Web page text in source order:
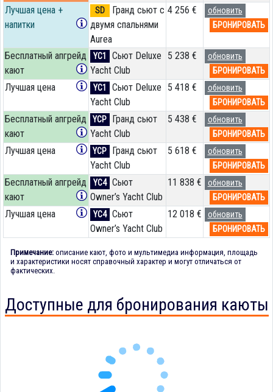
Лучшая цена +
напитки
SD
Гранд сьют с
двумя спальнями
Aurea
4 256 €
обновить
БРОНИРОВАТЬ
Бесплатный апгрейд
кают
YC1
Сьют Deluxe
Yacht Club
5 238 €
обновить
БРОНИРОВАТЬ
Лучшая цена YC1
Сьют Deluxe
Yacht Club
5 418 €
обновить
БРОНИРОВАТЬ
Бесплатный апгрейд
кают
YCP
Гранд сьют
Yacht Club
5 438 €
обновить
БРОНИРОВАТЬ
Лучшая цена YCP
Гранд сьют
Yacht Club
5 618 €
обновить
БРОНИРОВАТЬ
Бесплатный апгрейд
кают
YC4 Сьют
Owner’s Yacht Club
11 838 €
обновить
БРОНИРОВАТЬ
Лучшая цена YC4 Сьют
Owner’s Yacht Club
12 018 €
обновить
БРОНИРОВАТЬ
Примечание: описание кают, фото и мультимедиа информация, площадь
и характеристики носят справочный характер и могут отличаться от
фактических.
Доступные для бронирования каюты